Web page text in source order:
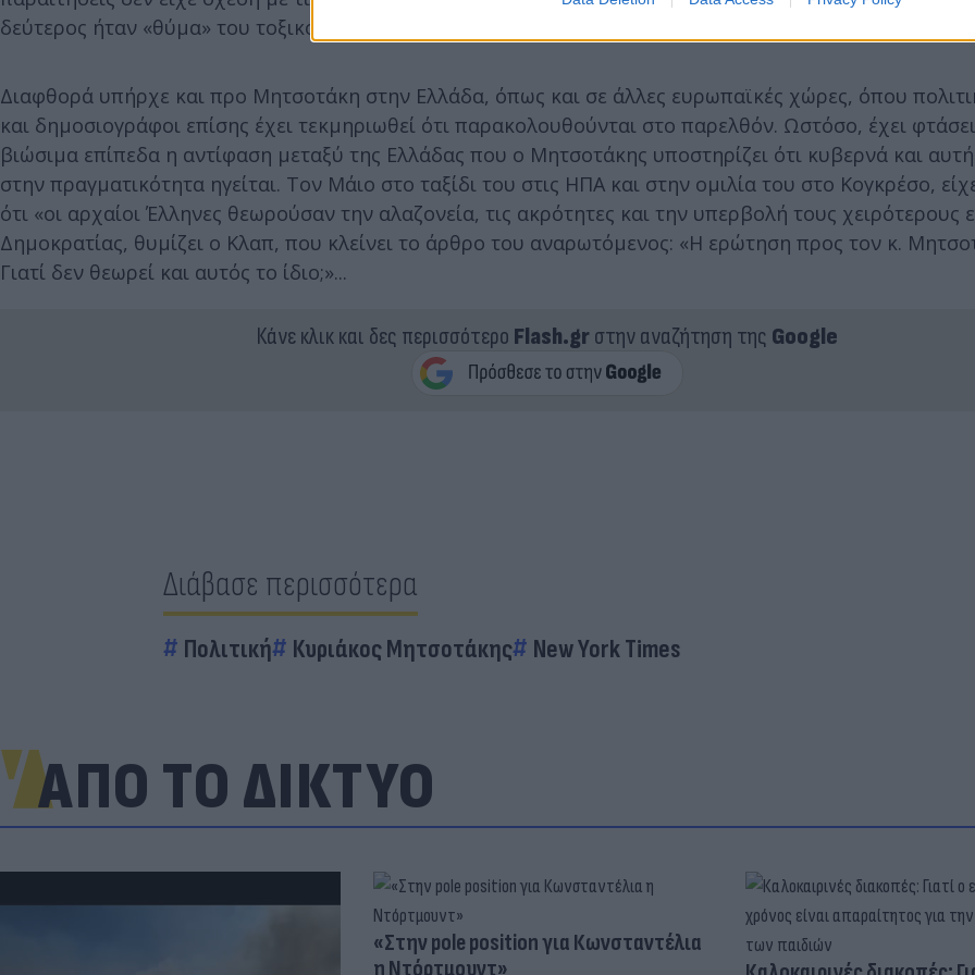
δεύτερος ήταν «θύμα» του τοξικού κλίματος, κατά την κυβέρνηση Μητσοτάκη, χωρίς καμιά σοβαρή
Διαφθορά υπήρχε και προ Μητσοτάκη στην Ελλάδα, όπως και σε άλλες ευρωπαϊκές χώρες, όπου
και δημοσιογράφοι επίσης έχει τεκμηριωθεί ότι παρακολουθούνται στο παρελθόν. Ωστόσο, έχει
βιώσιμα επίπεδα η αντίφαση μεταξύ της Ελλάδας που ο Μητσοτάκης υποστηρίζει ότι κυβερνά και
στην πραγματικότητα ηγείται. Τον Μάιο στο ταξίδι του στις ΗΠΑ και στην ομιλία του στο Κογκρέσο,
ότι «οι αρχαίοι Έλληνες θεωρούσαν την αλαζονεία, τις ακρότητες και την υπερβολή τους χειρότερους
Δημοκρατίας, θυμίζει ο Κλαπ, που κλείνει το άρθρο του αναρωτόμενος: «Η ερώτηση προς τον κ.
Γιατί δεν θεωρεί και αυτός το ίδιο;»...
Κάνε κλικ και δες περισσότερο Flash.grστην αναζήτηση της Google
Διάβασε περισσότερα
Πολιτική Κυριάκος Μητσοτάκης New York Times
ΑΠΟ ΤΟ ΔΙΚΤΥΟ
«Στην pole position για Κωνσταντέλια
η Ντόρτμουντ»